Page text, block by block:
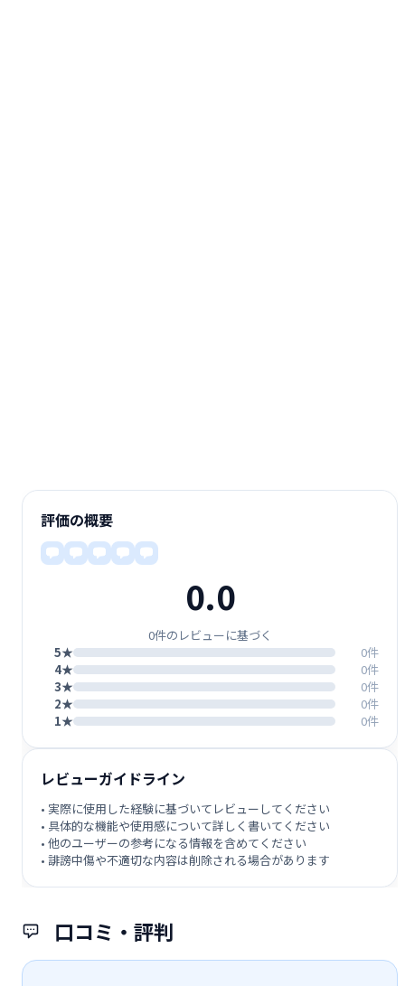
口コミ・評判
評価の概要
0.0
0件のレビューに基づく
5★
0件
4★
0件
3★
0件
2★
0件
1★
0件
レビューガイドライン
• 実際に使用した経験に基づいてレビューしてください
• 具体的な機能や使用感について詳しく書いてください
• 他のユーザーの参考になる情報を含めてください
• 誹謗中傷や不適切な内容は削除される場合があります